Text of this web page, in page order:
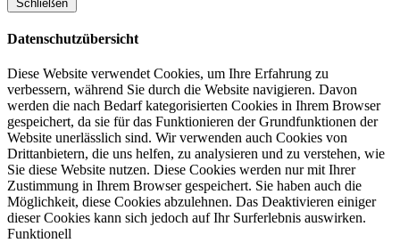
Schließen
Datenschutzübersicht
Diese Website verwendet Cookies, um Ihre Erfahrung zu
verbessern, während Sie durch die Website navigieren. Davon
werden die nach Bedarf kategorisierten Cookies in Ihrem Browser
gespeichert, da sie für das Funktionieren der Grundfunktionen der
Website unerlässlich sind. Wir verwenden auch Cookies von
Drittanbietern, die uns helfen, zu analysieren und zu verstehen, wie
Sie diese Website nutzen. Diese Cookies werden nur mit Ihrer
Zustimmung in Ihrem Browser gespeichert. Sie haben auch die
Möglichkeit, diese Cookies abzulehnen. Das Deaktivieren einiger
dieser Cookies kann sich jedoch auf Ihr Surferlebnis auswirken.
Funktionell